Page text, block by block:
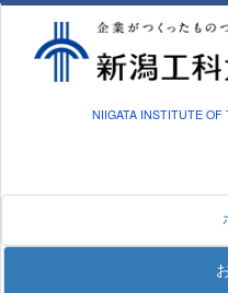
NIIGATA INSTITUTE OF